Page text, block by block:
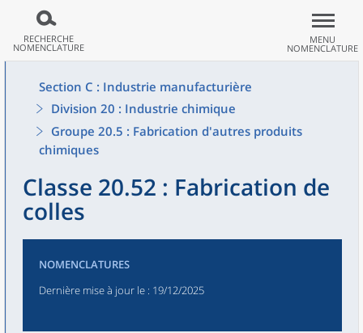
RECHERCHE
NOMENCLATURE
MENU
NOMENCLATURE
Section C : Industrie manufacturière
Division 20 : Industrie chimique
Groupe 20.5 : Fabrication d'autres produits
chimiques
Classe 20.52 : Fabrication de
colles
NOMENCLATURES
Dernière mise à jour le : 19/12/2025